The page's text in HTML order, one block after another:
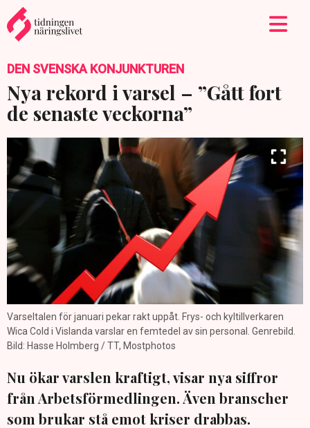
DEN SVENSKA KONJUNKTUREN
Nya rekord i varsel – ”Gått fort
de senaste veckorna”
Varseltalen för januari pekar rakt uppåt. Frys- och kyltillverkaren
Wica Cold i Vislanda varslar en femtedel av sin personal. Genrebild.
Bild: Hasse Holmberg / TT, Mostphotos
Nu ökar varslen kraftigt, visar nya siffror
från Arbetsförmedlingen. Även branscher
som brukar stå emot kriser drabbas.